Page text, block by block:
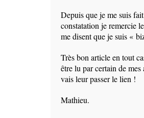
Depuis que je me suis
constatation je remercie
me disent que je suis «
Très bon article en tout
être lu par certain de
vais leur passer le lien !
Mathieu.